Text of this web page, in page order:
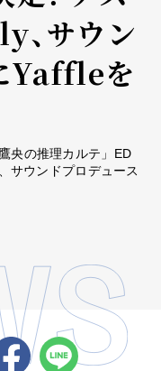
、サウン
Yaffleを
央の推理カルテ」ED
サウンドプロデュース